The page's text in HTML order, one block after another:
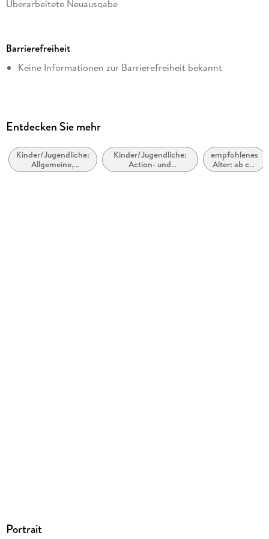
. Laura und der Kuss des schwarzen Dämons
Überarbeitete Neuausgabe
Reihe
hockebooks
Verlag/Hersteller
Kopierschutz
mit Wasserzeichen versehen
Barrierefreiheit
Keine Informationen zur Barrierefreiheit bekannt
Entdecken Sie mehr
Kinder/Jugendliche:
Allgemeine,
moderne und
Kinder/Jugendliche:
Action- und
Abenteuergeschichten
empfohlenes
Alter: ab ca.
12 Jahre
Portrait